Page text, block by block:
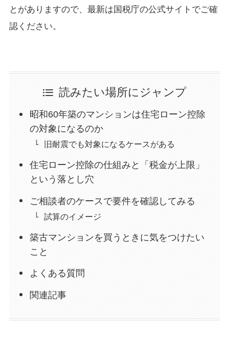
とがありますので、最新は国税庁の公式サイトでご確
認ください。
読みたい場所にジャンプ
昭和60年築のマンションは住宅ローン控除
の対象になるのか
旧耐震でも対象になるケースがある
住宅ローン控除の仕組みと「税金が上限」
という落とし穴
ご相談者のケースで要件を確認してみる
試算のイメージ
築古マンションを買うときに気をつけたい
こと
よくある質問
関連記事